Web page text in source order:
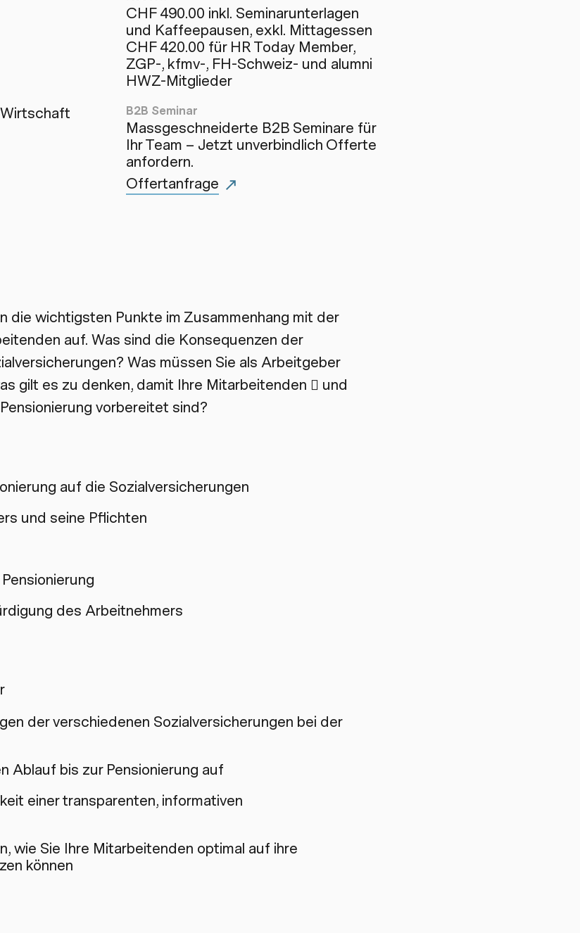
CHF 490.00 inkl. Seminarunterlagen
und Kaffeepausen, exkl. Mittagessen
CHF 420.00 für HR Today Member,
ZGP-, kfmv-, FH-Schweiz- und alumni
HWZ-Mitglieder
B2B Seminar
Massgeschneiderte B2B Seminare für
Ihr Team – Jetzt unverbindlich Offerte
anfordern.
Offertanfrage
die wichtigsten Punkte im Zusammenhang mit der
auf. Was sind die Konsequenzen der
Was müssen Sie als Arbeitgeber
gilt es zu denken, damit Ihre Mitarbeitenden  und
vorbereitet sind?
auf die Sozialversicherungen
und seine Pflichten
des Arbeitnehmers
der verschiedenen Sozialversicherungen bei der
Ablauf bis zur Pensionierung auf
einer transparenten, informativen
wie Sie Ihre Mitarbeitenden optimal auf ihre
können